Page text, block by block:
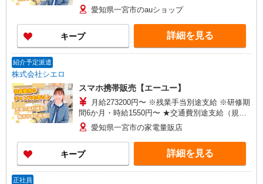
゜+゜・。○。・゜+゜・。○。・゜+゜ 入社祝い金
10万円支給(規定有) お友達を紹介頂くと, インセン
ティブ支給(規定有) ゜・。○。・゜+゜・。
○。・゜+゜
愛知県一宮市のauショップ
キープ 詳細を見る
紹介予定派遣
株式会社シエロ
スマホ携帯販売【エーユー】
月給273200円〜 ※残業手当別途支給 ※研修期
間6か月・時給1550円〜 ★交通費別途支給（規定
あり） ゜+゜・。○。・゜+゜・。○。・゜+゜ 入
社祝い金10万円支給(規定有) お友達を紹介頂くと,
インセンティブ支給(規定有) ゜・。○。・゜
+゜・。○。・゜+゜
愛知県一宮市の家電量販店
キープ 詳細を見る
正社員